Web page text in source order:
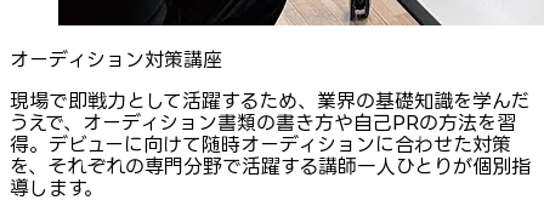
オーディション対策講座
現場で即戦力として活躍するため、業界の基礎知識を学んだ
うえで、オーディション書類の書き方や自己PRの方法を習
得。デビューに向けて随時オーディションに合わせた対策
を、それぞれの専門分野で活躍する講師一人ひとりが個別指
導します。